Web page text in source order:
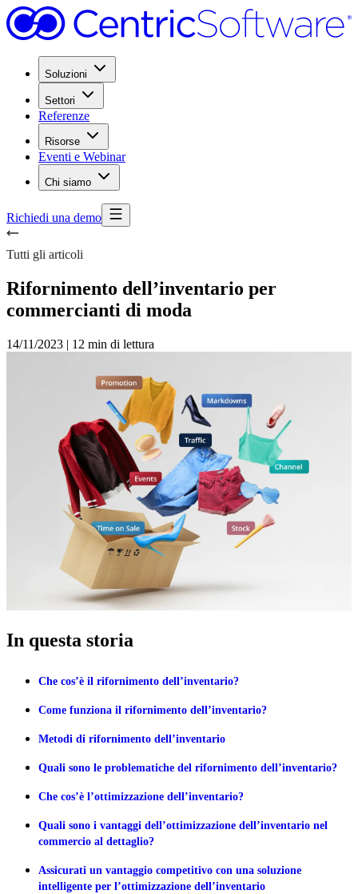
Soluzioni
Settori
Referenze
Risorse
Eventi e Webinar
Chi siamo
Richiedi una demo
Tutti gli articoli
Rifornimento dell’inventario per
commercianti di moda
14/11/2023 | 12 min di lettura
In questa storia
Che cos’è il rifornimento dell’inventario?
Come funziona il rifornimento dell’inventario?
Metodi di rifornimento dell’inventario
Quali sono le problematiche del rifornimento dell’inventario?
Che cos’è l’ottimizzazione dell’inventario?
Quali sono i vantaggi dell’ottimizzazione dell’inventario nel
commercio al dettaglio?
Assicurati un vantaggio competitivo con una soluzione
intelligente per l’ottimizzazione dell’inventario